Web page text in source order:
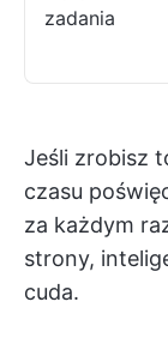
zadania
Jeśli zrobisz
czasu
za każdym
strony,
cuda.